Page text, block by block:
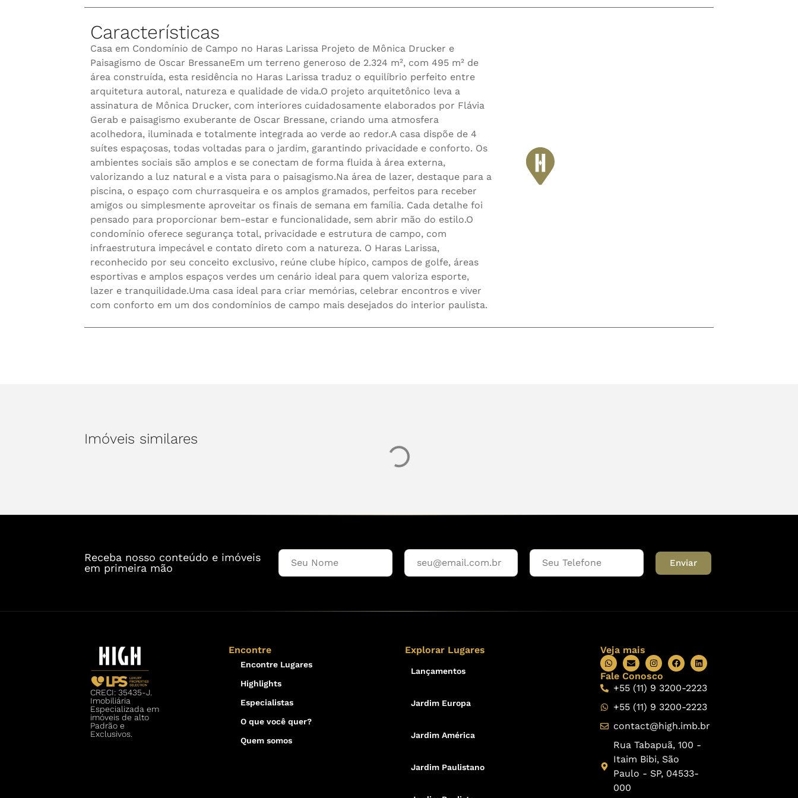
Características
Casa em Condomínio de Campo no Haras Larissa Projeto de Mônica Drucker e
Paisagismo de Oscar BressaneEm um terreno generoso de 2.324 m², com 495 m² de
área construída, esta residência no Haras Larissa traduz o equilíbrio perfeito entre
arquitetura autoral, natureza e qualidade de vida.O projeto arquitetônico leva a
assinatura de Mônica Drucker, com interiores cuidadosamente elaborados por Flávia
Gerab e paisagismo exuberante de Oscar Bressane, criando uma atmosfera
acolhedora, iluminada e totalmente integrada ao verde ao redor.A casa dispõe de 4
suítes espaçosas, todas voltadas para o jardim, garantindo privacidade e conforto. Os
ambientes sociais são amplos e se conectam de forma fluida à área externa,
valorizando a luz natural e a vista para o paisagismo.Na área de lazer, destaque para a
piscina, o espaço com churrasqueira e os amplos gramados, perfeitos para receber
amigos ou simplesmente aproveitar os finais de semana em família. Cada detalhe foi
pensado para proporcionar bem-estar e funcionalidade, sem abrir mão do estilo.O
condomínio oferece segurança total, privacidade e estrutura de campo, com
infraestrutura impecável e contato direto com a natureza. O Haras Larissa,
reconhecido por seu conceito exclusivo, reúne clube hípico, campos de golfe, áreas
esportivas e amplos espaços verdes um cenário ideal para quem valoriza esporte,
lazer e tranquilidade.Uma casa ideal para criar memórias, celebrar encontros e viver
com conforto em um dos condomínios de campo mais desejados do interior paulista.
Imóveis similares
Receba nosso conteúdo e imóveis
em primeira mão
Enviar
CRECI: 35435-J.
Imobiliária
Especializada em
imóveis de alto
Padrão e
Exclusivos.
Encontre
Encontre Lugares
Highlights
Especialistas
O que você quer?
Quem somos
Explorar Lugares
Lançamentos
Jardim Europa
Jardim América
Jardim Paulistano
Veja mais
Fale Conosco
+55 (11) 9 3200-2223
+55 (11) 9 3200-2223
contact@high.imb.br
Rua Tabapuã, 100 -
Itaim Bibi, São
Paulo - SP, 04533-
000